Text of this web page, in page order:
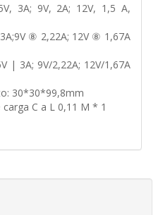
3A; 9V, 2A; 12V, 1,5 A,
⑧ 2,22A; 12V ⑧ 1,67A
| 3A; 9V/2,22A; 12V/1,67A
30*30*99,8mm
C a L 0,11 M * 1